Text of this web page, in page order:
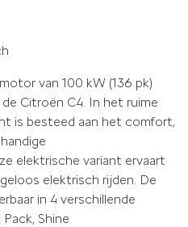
van 100 kW (136 pk)
Citroën C4. In het ruime
is besteed aan het comfort,
elektrische variant ervaart
elektrisch rijden. De
in 4 verschillende
Shine